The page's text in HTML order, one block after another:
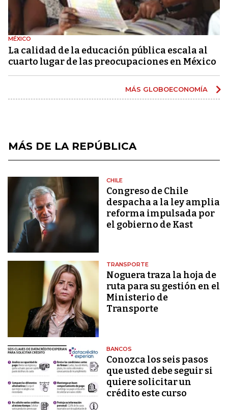
MÉXICO
La calidad de la educación pública escala al
cuarto lugar de las preocupaciones en México
MÁS GLOBOECONOMÍA
MÁS DE LA REPÚBLICA
CHILE
Congreso de Chile
despacha a la ley amplia
reforma impulsada por
el gobierno de Kast
TRANSPORTE
Noguera traza la hoja de
ruta para su gestión en el
Ministerio de
Transporte
BANCOS
Conozca los seis pasos
que usted debe seguir si
quiere solicitar un
crédito este curso